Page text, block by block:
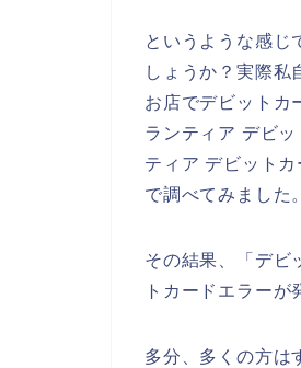
というような感じ
しょうか？実際私
お店でデビットカ
ランティア デビ
ティア デビット
で調べてみました。
その結果、「デビ
トカードエラーが
多分、多くの方は